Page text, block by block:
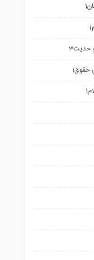
1
1
و حدیث3
حقوق1
1